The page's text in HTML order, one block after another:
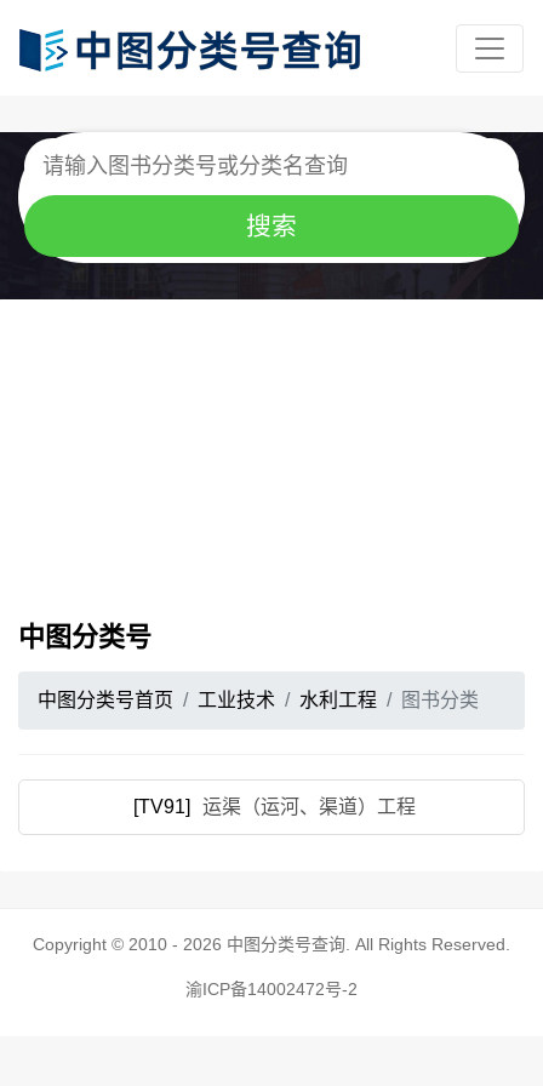
中图分类号
中图分类号首页 工业技术 水利工程 图书分类
[TV91] 运渠（运河、渠道）工程
Copyright © 2010 - 2026 中图分类号查询 . All Rights Reserved.
渝ICP备14002472号-2